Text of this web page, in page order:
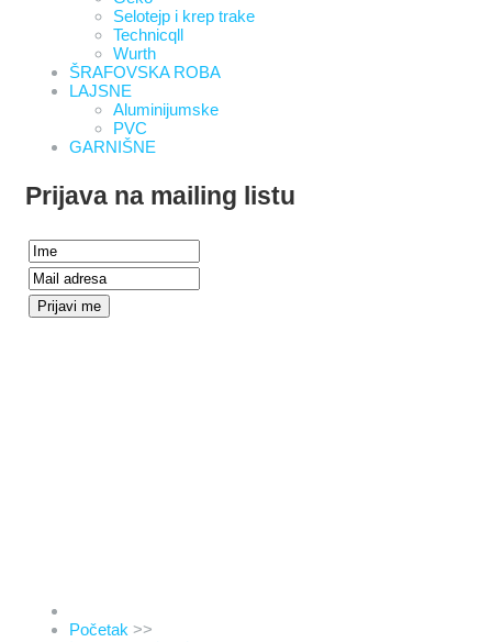
Selotejp i krep trake
Technicqll
Wurth
ŠRAFOVSKA ROBA
LAJSNE
Aluminijumske
PVC
GARNIŠNE
Prijava na mailing listu
Početak >>